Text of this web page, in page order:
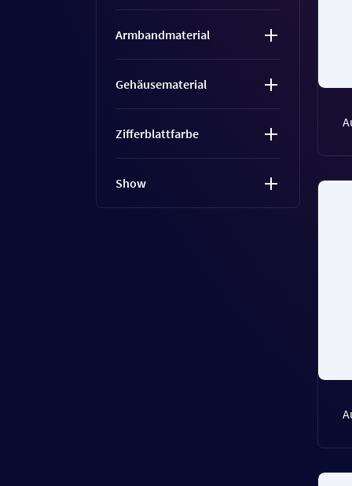
Armbandmaterial
Gehäusematerial
Zifferblattfarbe
Show